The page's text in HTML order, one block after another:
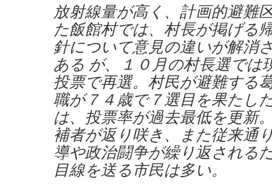
放射線量が高く、計画的避難
た飯館村では、村長が掲げる
針について意見の違いが解消
ある が、１０月の村長選では
投票で再選。村民が避難する
職が７４歳で７選目を果たし
は、投票率が過去最低を更新
補者が返り咲き、また従来通
導や政治闘争が繰り返される
目線を送る市民は多い。